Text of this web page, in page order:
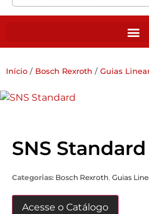
Início / Bosch Rexroth / Guias
SNS Standard
Categorias: Bosch Rexroth, Guias
Acesse o Catálogo